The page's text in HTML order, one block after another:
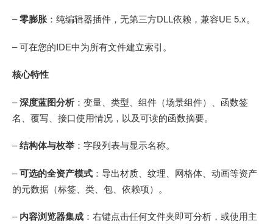
–零膨胀：纯编辑器插件，无第三方DLL依赖，兼容UE 5.x。
– 可在您的IDE中为所有文件建立索引。
核心特性
–深度蓝图分析 ：变量、类型、组件（场景组件）、函数签
名、覆写、接口使用情况，以及可读的函数摘要。
–结构体与枚举 ：字段列表与显示名称。
–可选的全资产模式 ：导出材质、纹理、网格体、动画等资产
的元数据（标签、类、包、依赖项）。
–内容浏览器集成 ：右键点击任何文件夹即可分析，或使用主